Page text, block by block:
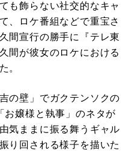
も飾らない社交的なキャ
、ロケ番組などで重宝さ
間宣行の勝手に『テレ東
間が彼女のロケにおける
。
の壁」でガクテンソクの
お嬢様と執事」のネタが
気ままに振る舞うギャル
り回される様子を描いた